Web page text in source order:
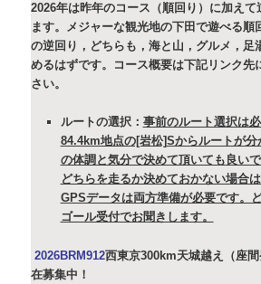
2026年は昨年のコース（順回り）に加えて
ます。メジャーな観光地の下田で遊べる順
の逆回り，どちらも，海と山，グルメ，足
めるはずです。
コース概要は下記リンク先
さい。
ルートの選択： 事前のルート選択は必
84.4km地点の[岩松]Sからルートが
の体調と気分で決めて頂いても良い
どちらを走るか決めておかない場合
GPSデータは両方準備が必要です。
ゴール受付でお聞きします。
2026BRM912西東京300km天城越え（座
在募集中！